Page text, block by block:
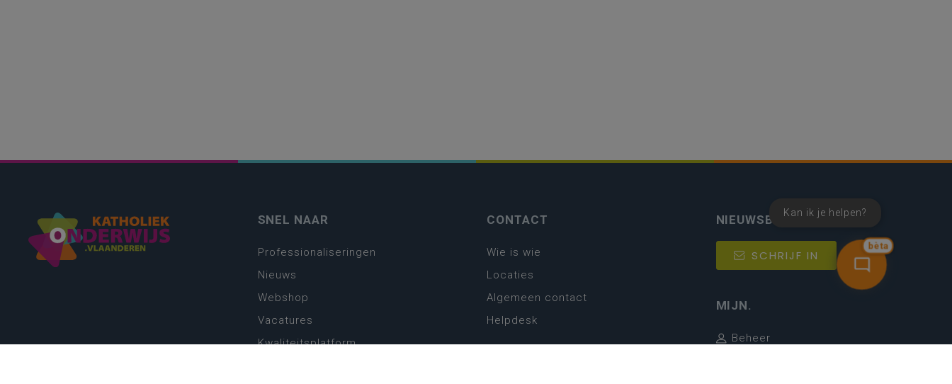
bèta
Kan ik je helpen?
SNEL NAAR
Professionaliseringen
Nieuws
Webshop
Vacatures
Kwaliteitsplatform
CONTACT
Wie is wie
Locaties
Algemeen contact
Helpdesk
NIEUWSBRIEF
SCHRIJF IN
MIJN.
Beheer